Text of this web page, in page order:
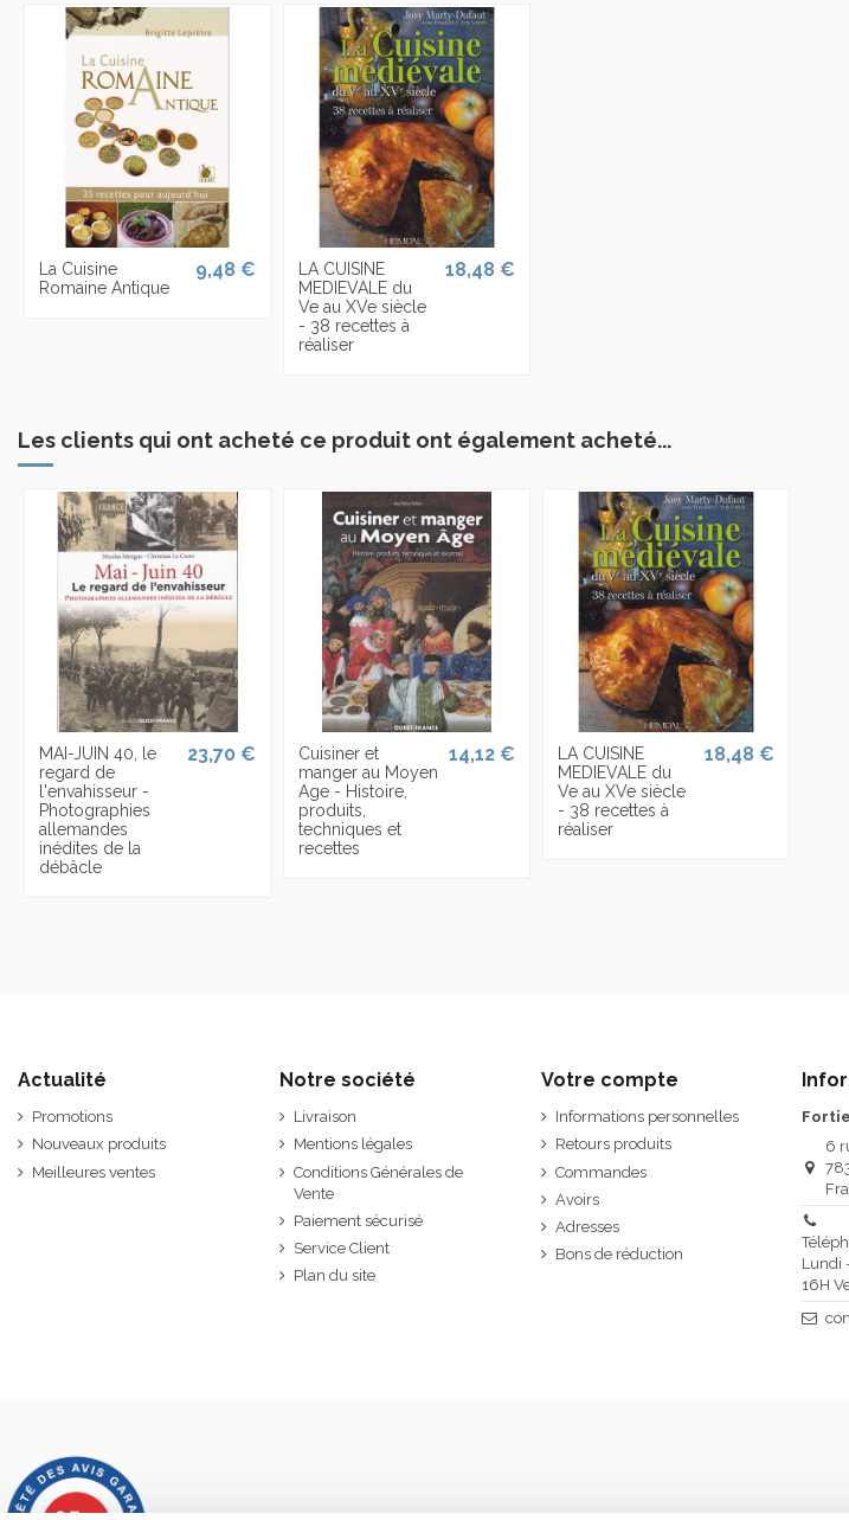
La Cuisine
Romaine Antique
9,48 €
LA CUISINE
MEDIEVALE du
Ve au XVe siècle
- 38 recettes à
réaliser
18,48 €
Les clients qui ont acheté ce produit ont également acheté...
MAI-JUIN 40, le
regard de
l'envahisseur -
Photographies
allemandes
inédites de la
débâcle
23,70 €
Cuisiner et
manger au Moyen
Age - Histoire,
produits,
techniques et
recettes
14,12 €
LA CUISINE
MEDIEVALE du
Ve au XVe siècle
- 38 recettes à
réaliser
18,48 €
Actualité
Promotions
Nouveaux produits
Meilleures ventes
Notre société
Livraison
Mentions légales
Conditions Générales de
Vente
Paiement sécurisé
Service Client
Plan du site
Votre compte
Informations personnelles
Retours produits
Commandes
Avoirs
Adresses
Bons de réduction
6
Lundi
16H